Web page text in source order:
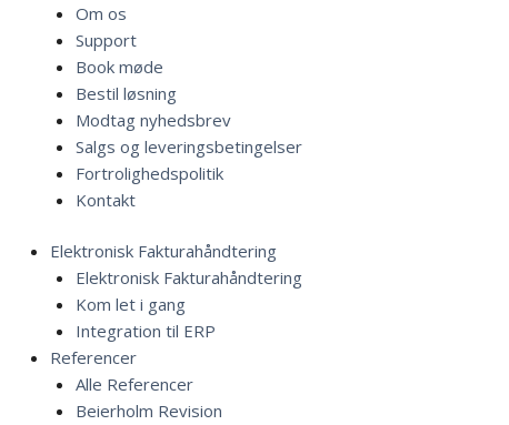
Om os
Support
Book møde
Bestil løsning
Modtag nyhedsbrev
Salgs og leveringsbetingelser
Fortrolighedspolitik
Kontakt
Elektronisk Fakturahåndtering
Elektronisk Fakturahåndtering
Kom let i gang
Integration til ERP
Referencer
Alle Referencer
Beierholm Revision